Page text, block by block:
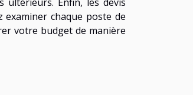
chaque poste de
votre budget de manière